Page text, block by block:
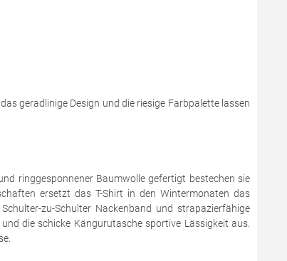
geradlinige Design und die riesige Farbpalette lassen
ringgesponnener Baumwolle gefertigt bestechen sie
ersetzt das T-Shirt in den Wintermonaten das
zu-Schulter Nackenband und strapazierfähige
die schicke Kängurutasche sportive Lässigkeit aus.